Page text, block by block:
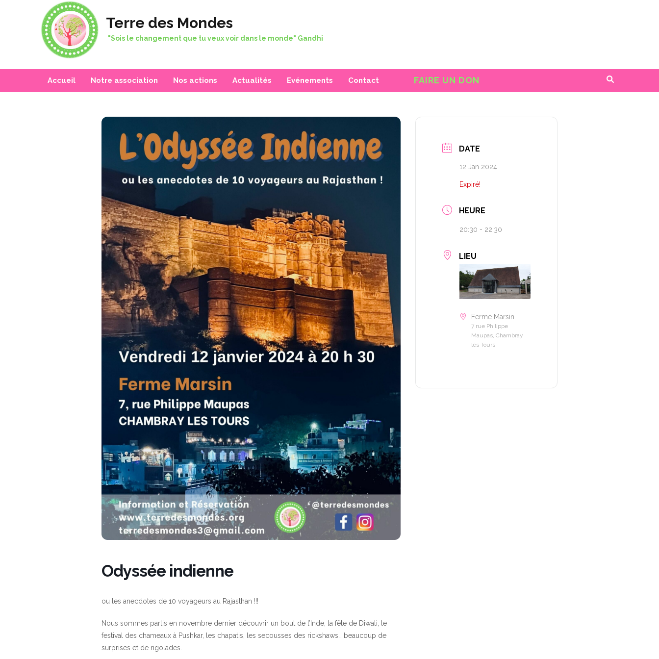
Terre des Mondes
"Sois le changement que tu veux voir dans le monde" Gandhi
Accueil Notre association Nos actions Actualités Evénements Contact FAIRE UN DON
Odyssée indienne
ou les anecdotes de 10 voyageurs au Rajasthan !!!
Nous sommes partis en novembre dernier découvrir un bout de l’Inde, la fête de Diwali, le
festival des chameaux à Pushkar, les chapatis, les secousses des rickshaws… beaucoup de
surprises et de rigolades.
DATE
12 Jan 2024
Expiré!
HEURE
20:30 - 22:30
LIEU
Ferme Marsin
7 rue Philippe
Maupas, Chambray
lès Tours